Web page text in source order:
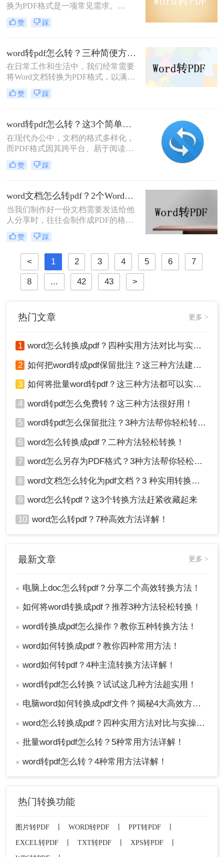
换为PDF格式是一项常见需求。
PDF（Portable Document Format）因
其跨平台兼容性、稳定性以及保护文
迎。在电脑上实现Word到PDF的转
换，有多种方法可供选择，无论是使
用Microsoft Word自带的功能，还是借
助专业的转换软件或在线工具，都能
轻松完成转换任务。那么word转pdf电
脑怎么转呢？本文将为您详细介绍几
赞 踩
word转pdf怎么转？三种简便方法，轻松实现格式转换！
在日常工作和生活中，我们经常需要
将Word文档转换为PDF格式，以满足
不同的需求。PDF作为一种通用的文
件格式，具有跨平台、易阅读、不易
呢？本文将为你介绍三种不同的方
法，帮助你轻松实现Word转PDF的转
换。
赞 踩
word转pdf怎么转？这3个简单实用方法完全够用了！
在现代办公中，文档的格式多样化，
而PDF格式因其跨平台、易于阅读和
分享的特点，成为了文档传播中最受
欢迎的格式之一。因此，将Word文档
介绍几个word转pdf怎么转的技巧。
赞 踩
word文档怎么转pdf？2个Word转PDF的方法，为你解决格式转换的问题
当我们制作好一份文档需要发送给他
人分享时，往往会制作成PDF的格式
去发送，为什么呢？当你出来工作久
了之后就会发现，PDF文件的好处，
但是我们制作的文档是Word格式的，
那么word文档怎么转pdf呢？方法并不
难，想要转换两者的格式，使用转换
器就能很快的完成，下面就来看看
赞 踩
< 1 2 3 4 5 6 7
8 ... 42 43 >
热门文章 更多 >
1 word怎么转换成pdf？四种实用方法对比与实操指南（附详细表格）！
2 如何把word转成pdf保留批注？这三种方法建议收藏！
3 如何将批量word转pdf？这三种方法都可以实现批量转换
4 word转pdf怎么免费转？这三种方法很好用！
5 word转pdf怎么保留批注？3种方法帮你轻松转换！
6 word怎么转换成pdf？二种方法轻松转换！
7 word怎么另存为PDF格式？3种方法帮你轻松转换!
8 word文档怎么转化为pdf文档？3 种实用转换方法，完美保留原文档格式！
9 word怎么转pdf？这3个转换方法赶紧收藏起来
10 word怎么转pdf？7种高效方法详解！
最新文章 更多 >
● 电脑上doc怎么转pdf？分享二个高效转换方法！
● 如何将word转换成pdf？推荐3种方法轻松转换！
● word转换成pdf怎么操作？教你五种转换方法！
● word如何转换成pdf？教你四种常用方法！
● word如何转pdf？4种主流转换方法详解！
● word转pdf怎么转换？试试这几种方法超实用！
● 电脑word如何转换成pdf文件？揭秘4大高效方法，轻松搞定所有场景！
● word怎么转换成pdf？四种实用方法对比与实操指南（附详细表格）！
● 批量word转pdf怎么转？5种常用方法详解！
● word转pdf怎么转？4种常用方法详解！
热门转换功能
图片转PDF WORD转PDF PPT转PDF
EXCEL转PDF
TXT转PDF XPS转PDF